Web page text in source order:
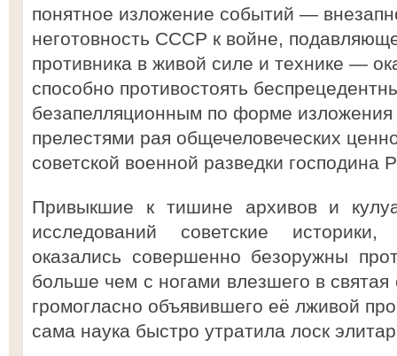
понятное изложение событий —
неготовность СССР к войне,
противника в живой силе и технике —
способно противостоять
безапелляционным по форме
прелестями рая общечеловеческих
советской военной разведки господина
Привыкшие к тишине архивов и
исследований советские
оказались совершенно безоружны
больше чем с ногами влезшего в святая
громогласно объявившего её лживой
сама наука быстро утратила лоск